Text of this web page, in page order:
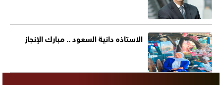
الاستاذه دانية السعود .. مبارك الإنجاز